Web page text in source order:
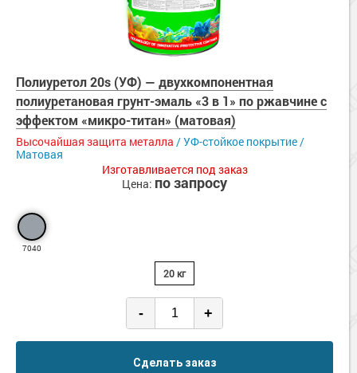
Полиуретол 20s (УФ) — двухкомпонентная
полиуретановая грунт-эмаль «3 в 1» по ржавчине с
эффектом «микро-титан» (матовая)
Высочайшая защита металла / УФ-стойкое покрытие /
Матовая
Изготавливается под заказ
Цена: по запросу
7040
20 кг
- +
Сделать заказ